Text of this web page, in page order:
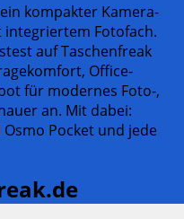
ein kompakter Kamera-
integriertem Fotofach.
auf Taschenfreak
Office-
für modernes Foto-,
an. Mit dabei:
Osmo Pocket und jede